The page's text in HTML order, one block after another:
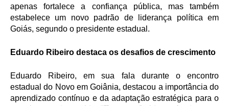
apenas fortalece a confiança pública, mas também
estabelece um novo padrão de liderança política em
Goiás, segundo o presidente estadual.
Eduardo Ribeiro destaca os desafios de crescimento
Eduardo Ribeiro, em sua fala durante o encontro
estadual do Novo em Goiânia, destacou a importância do
aprendizado contínuo e da adaptação estratégica para o